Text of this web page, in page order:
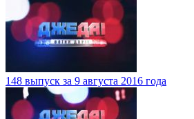
148 выпуск за 9 августа 2016 года